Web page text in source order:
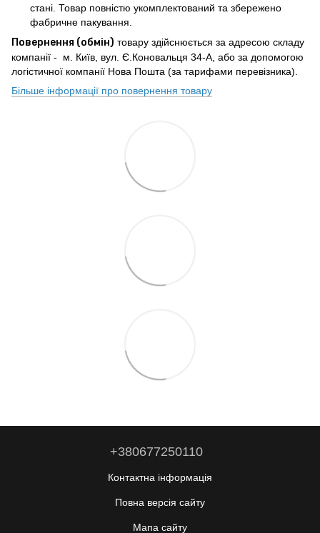
стані. Товар повністю укомплектований та збережено
фабричне пакування.
Повернення (обмін) товару здійснюється за адресою складу
компанії - м. Київ, вул. Є.Коновальця 34-А, або за допомогою
логістичної компанії Нова Пошта (за тарифами перевізника).
Більше інформації про повернення товару
+380677250110
Контактна інформація
Повна версія сайту
Мапа сайту